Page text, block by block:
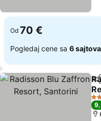
Od 70 €
Pogledaj cene sa 6 sajtova
5